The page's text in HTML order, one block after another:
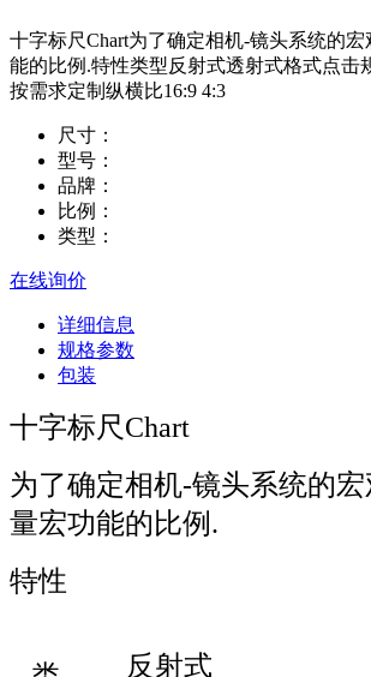
十字标尺Chart为了确定相机-镜头系统的
能的比例.特性类型反射式透射式格式点击
按需求定制纵横比16:9 4:3
尺寸：
型号：
品牌：
比例：
类型：
在线询价
详细信息
规格参数
包装
十字标尺Chart
为了确定相机-镜头系统的
量宏功能的比例.
特性
反射式